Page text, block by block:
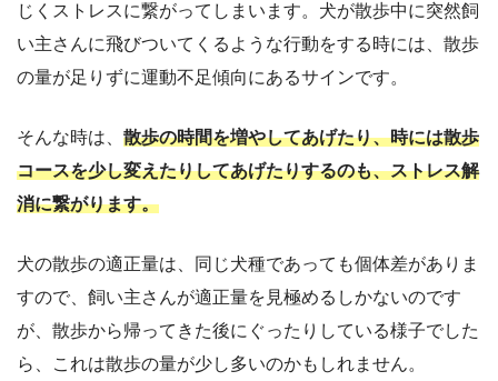
じくストレスに繋がってしまいます。犬が散歩中に突然飼
い主さんに飛びついてくるような行動をする時には、散歩
の量が足りずに運動不足傾向にあるサインです。
そんな時は、 散歩の時間を増やしてあげたり、時には散歩
コースを少し変えたりしてあげたりするのも、ストレス解
消に繋がります。
犬の散歩の適正量は、同じ犬種であっても個体差がありま
すので、飼い主さんが適正量を見極めるしかないのです
が、散歩から帰ってきた後にぐったりしている様子でした
ら、これは散歩の量が少し多いのかもしれません。